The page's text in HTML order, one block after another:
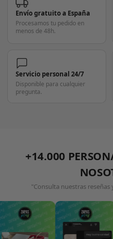
Envío gratuito a España
Procesamos tu pedido en
menos de 48h.
Servicio personal 24/7
Disponible para cualquier
pregunta.
+14.000
"Consulta nuestras